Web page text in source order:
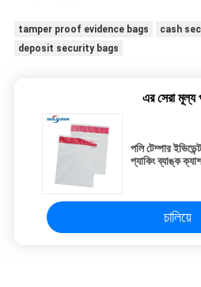
tamper proof evidence bags
cash
deposit security bags
এর সেরা মূল্য
পলি টেম্পার
প্যাকিং ব্যাঙ্ক
চালিয়ে